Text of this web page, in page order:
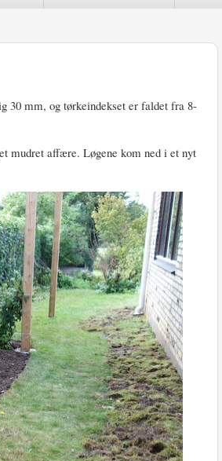
30 mm, og tørkeindekset er faldet fra 8-
mudret affære. Løgene kom ned i et nyt